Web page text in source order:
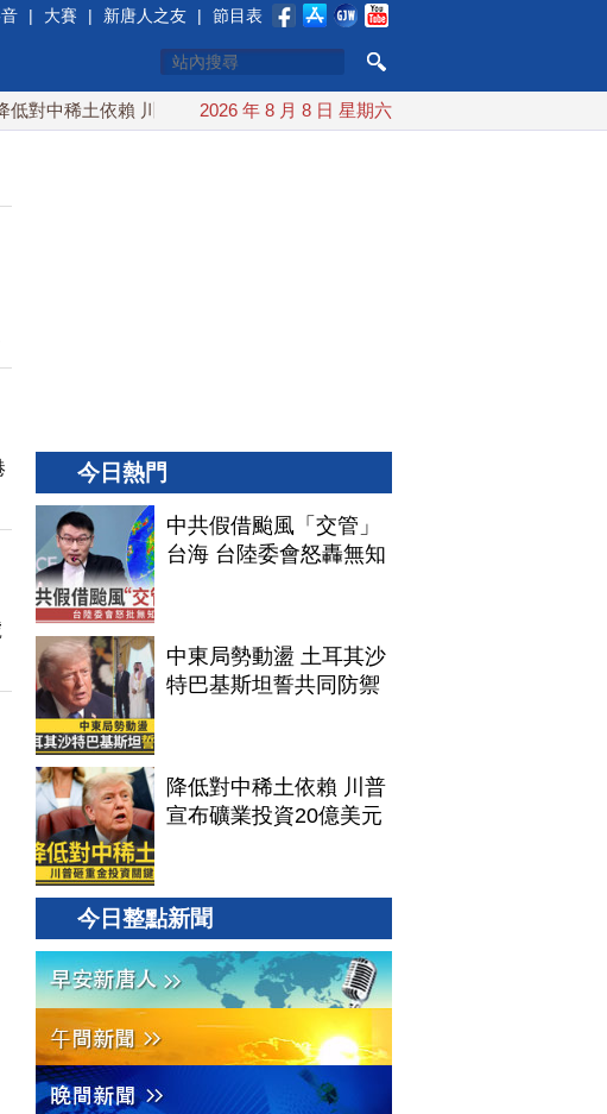
| 大賽 | 新唐人之友 | 節目表
對中稀土依賴 川普宣布礦業投資20億美元 中東局勢動盪 土耳其沙特巴
2026 年 8 月 8 日 星期六
今日熱門
中共假借颱風「交管」
台海 台陸委會怒轟無知
中東局勢動盪 土耳其沙
特巴基斯坦誓共同防禦
降低對中稀土依賴 川普
宣布礦業投資20億美元
今日整點新聞